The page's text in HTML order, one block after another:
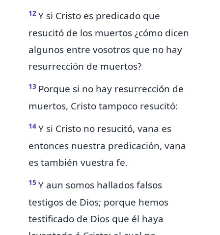
12 Y si Cristo es predicado que
resucitó de los muertos¿cómo dicen
algunos entre vosotros que no hay
resurrección de muertos?
13 Porque si no hay resurrección de
muertos, Cristo tampoco resucitó:
14 Y si Cristo no resucitó, vana es
entonces nuestra predicación, vana
es también vuestra fe.
15 Y aun somos hallados falsos
testigos de Dios; porque hemos
testificado de Dios que él haya